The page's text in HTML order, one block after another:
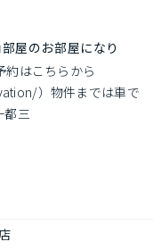
屋のお部屋になり
約はこちらから
）物件までは車で
都三